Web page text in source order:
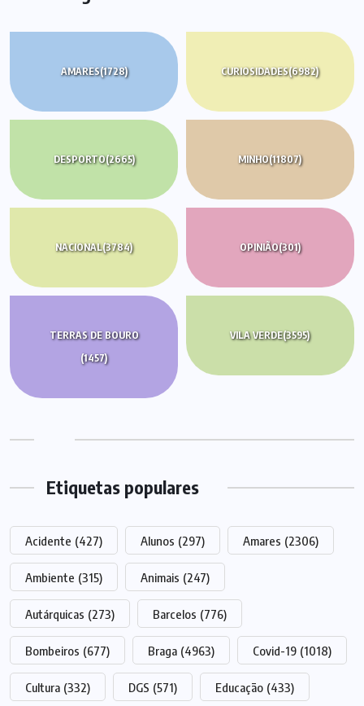
AMARES(1728) CURIOSIDADES(6982)
DESPORTO(2665) MINHO(11807)
NACIONAL(3784) OPINIÃO(301)
TERRAS DE BOURO
(1457)
VILA VERDE(3595)
Etiquetas populares
Acidente (427) Alunos (297) Amares (2306)
Ambiente (315) Animais (247)
Autárquicas (273) Barcelos (776)
Bombeiros (677) Braga (4963) Covid-19 (1018)
Cultura (332) DGS (571) Educação (433)